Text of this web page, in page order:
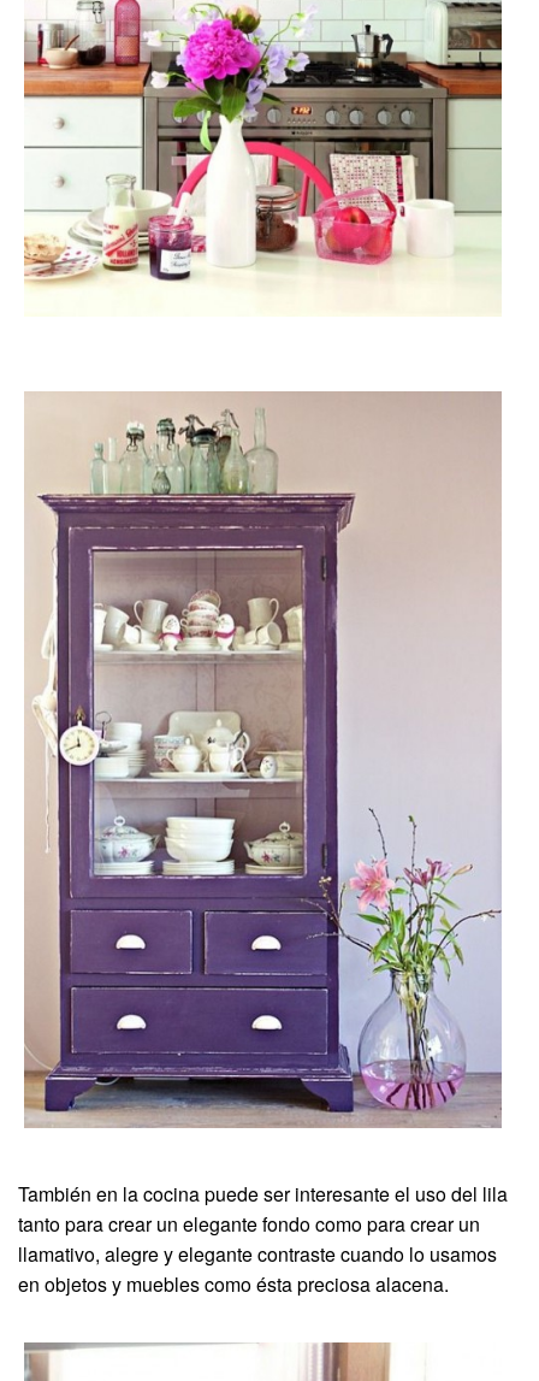
También en la cocina puede ser interesante el uso del lila
tanto para crear un elegante fondo como para crear un
llamativo, alegre y elegante contraste cuando lo usamos
en objetos y muebles como ésta preciosa alacena.